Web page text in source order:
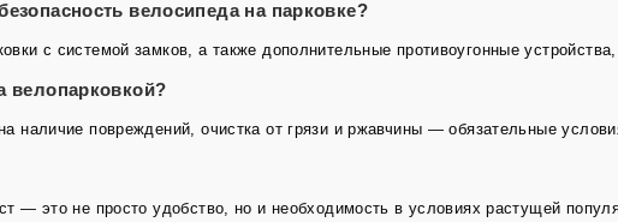
велосипеда на парковке?
с системой замков, а также дополнительные противоугонные
велопарковкой?
наличие повреждений, очистка от грязи и ржавчины — обязательные
— это не просто удобство, но и необходимость в условиях растущей